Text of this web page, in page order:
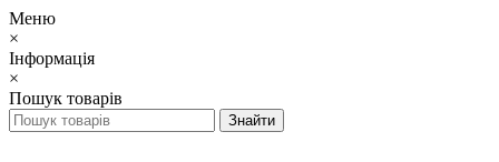
Меню
×
Інформація
×
Пошук товарів